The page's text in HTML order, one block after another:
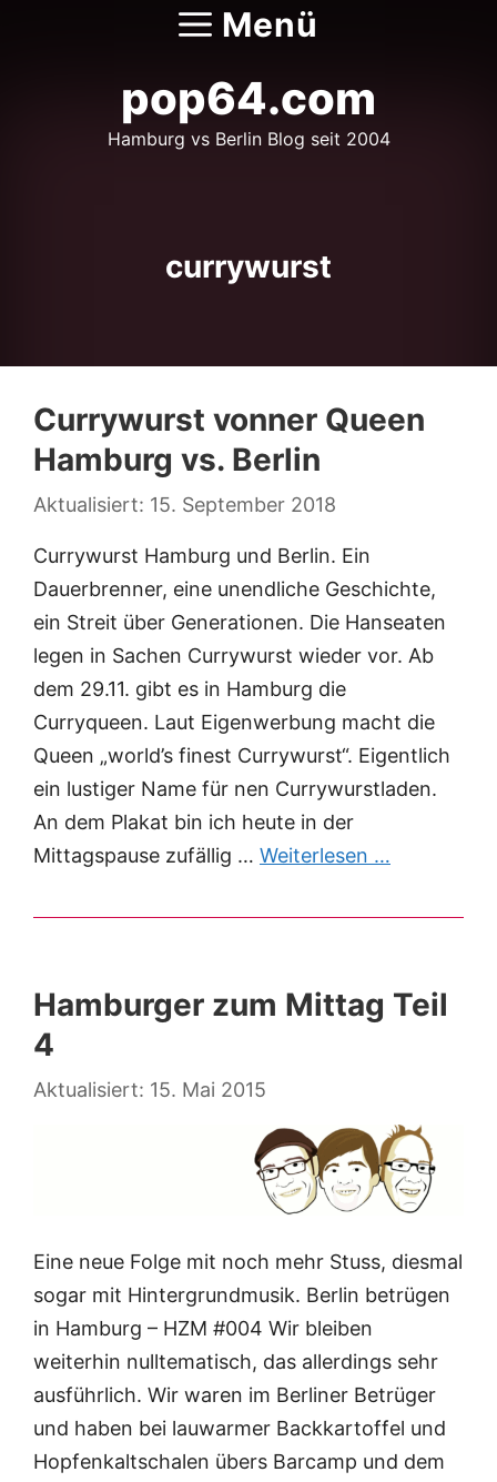
Menü
pop64.com
Hamburg vs Berlin Blog seit 2004
currywurst
Currywurst vonner Queen
Hamburg vs. Berlin
15. September 2018
Currywurst Hamburg und Berlin. Ein
Dauerbrenner, eine unendliche Geschichte,
ein Streit über Generationen. Die Hanseaten
legen in Sachen Currywurst wieder vor. Ab
dem 29.11. gibt es in Hamburg die
Curryqueen. Laut Eigenwerbung macht die
Queen „world’s finest Currywurst“. Eigentlich
ein lustiger Name für nen Currywurstladen.
An dem Plakat bin ich heute in der
Mittagspause zufällig … Weiterlesen …
Hamburger zum Mittag Teil
4
15. Mai 2015
Eine neue Folge mit noch mehr Stuss, diesmal
sogar mit Hintergrundmusik. Berlin betrügen
in Hamburg – HZM #004 Wir bleiben
weiterhin nulltematisch, das allerdings sehr
ausführlich. Wir waren im Berliner Betrüger
und haben bei lauwarmer Backkartoffel und
Hopfenkaltschalen übers Barcamp und dem